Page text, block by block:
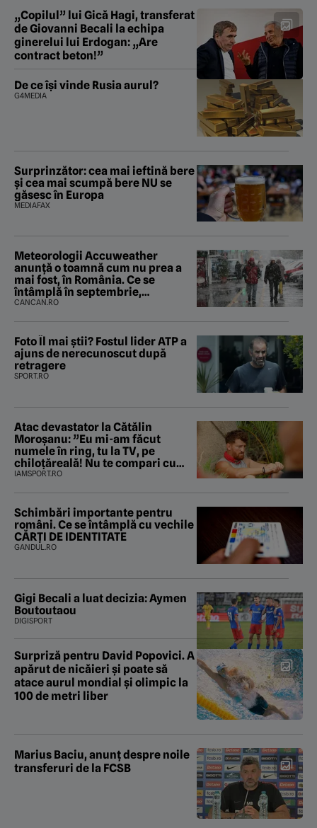
„Copilul” lui Gică Hagi, transferat
de Giovanni Becali la echipa
ginerelui lui Erdogan: „Are
contract beton!”
De ce își vinde Rusia aurul?
G4MEDIA
Surprinzător: cea mai ieftină bere
și cea mai scumpă bere NU se
găsesc în Europa
MEDIAFAX
Meteorologii Accuweather
anunță o toamnă cum nu prea a
mai fost, în România. Ce se
întâmplă în septembrie,
octombrie și noiembrie 2026, în
CANCAN.RO
Foto Îl mai știi? Fostul lider ATP a
ajuns de nerecunoscut după
retragere
SPORT.RO
Atac devastator la Cătălin
Moroșanu: ”Eu mi-am făcut
numele în ring, tu la TV, pe
chiloțăreală! Nu te compari cu
mine”
IAMSPORT.RO
Schimbări importante pentru
români. Ce se întâmplă cu vechile
CĂRȚI DE IDENTITATE
GANDUL.RO
Gigi Becali a luat decizia: Aymen
Boutoutaou
DIGISPORT
Surpriză pentru David Popovici. A
apărut de nicăieri și poate să
atace aurul mondial și olimpic la
100 de metri liber
Marius Baciu, anunț despre noile
transferuri de la FCSB